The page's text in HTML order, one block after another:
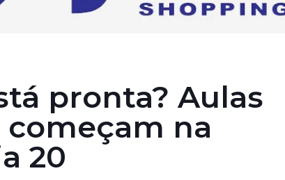
pronta? Aulas
na
20